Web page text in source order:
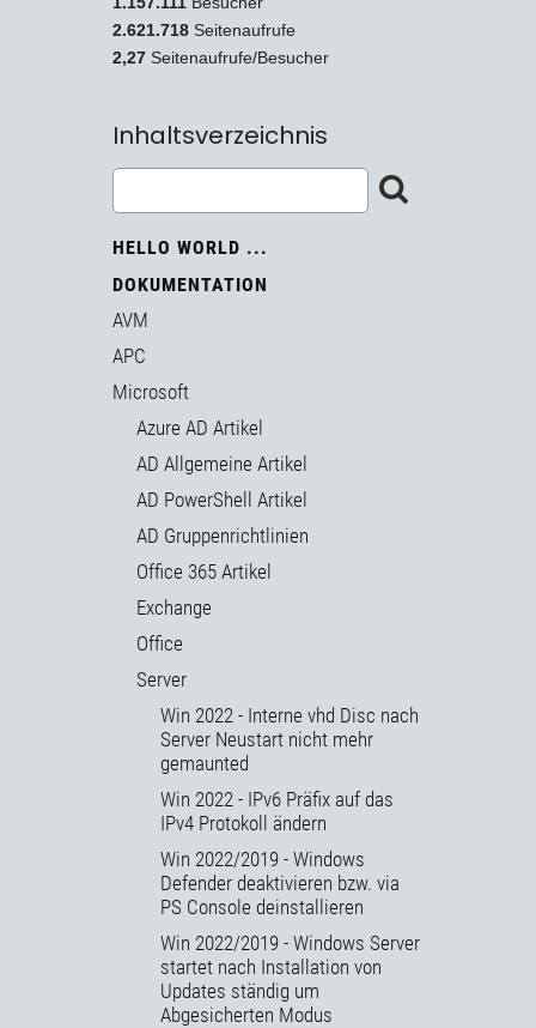
2.621.718 Seitenaufrufe
2,27 Seitenaufrufe/Besucher
Inhaltsverzeichnis
HELLO WORLD ...
DOKUMENTATION
AVM
APC
Microsoft
Azure AD Artikel
AD Allgemeine Artikel
AD PowerShell Artikel
AD Gruppenrichtlinien
Office 365 Artikel
Exchange
Office
Server
Win 2022 - Interne vhd Disc nach
Server Neustart nicht mehr
gemaunted
Win 2022 - IPv6 Präfix auf das
IPv4 Protokoll ändern
Win 2022/2019 - Windows
Defender deaktivieren bzw. via
PS Console deinstallieren
Win 2022/2019 - Windows Server
startet nach Installation von
Updates ständig um
Abgesicherten Modus